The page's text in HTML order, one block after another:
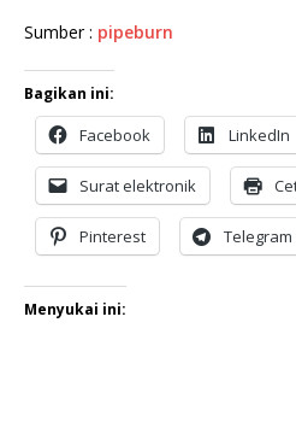
Sumber : pipeburn
Bagikan ini:
Facebook LinkedIn
Surat elektronik
Pinterest Telegram
Menyukai ini: